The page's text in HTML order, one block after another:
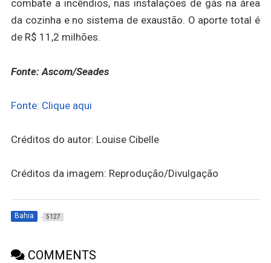
combate a incêndios, nas instalações de gás na área
da cozinha e no sistema de exaustão. O aporte total é
de R$ 11,2 milhões.
Fonte: Ascom/Seades
Fonte: Clique aqui
Créditos do autor: Louise Cibelle
Créditos da imagem: Reprodução/Divulgação
Bahia 5127
COMMENTS